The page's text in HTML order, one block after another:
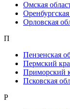
Омская
Оренбургская
Орловская
П
Пензенская
Пермский
Приморский
Псковская
Р